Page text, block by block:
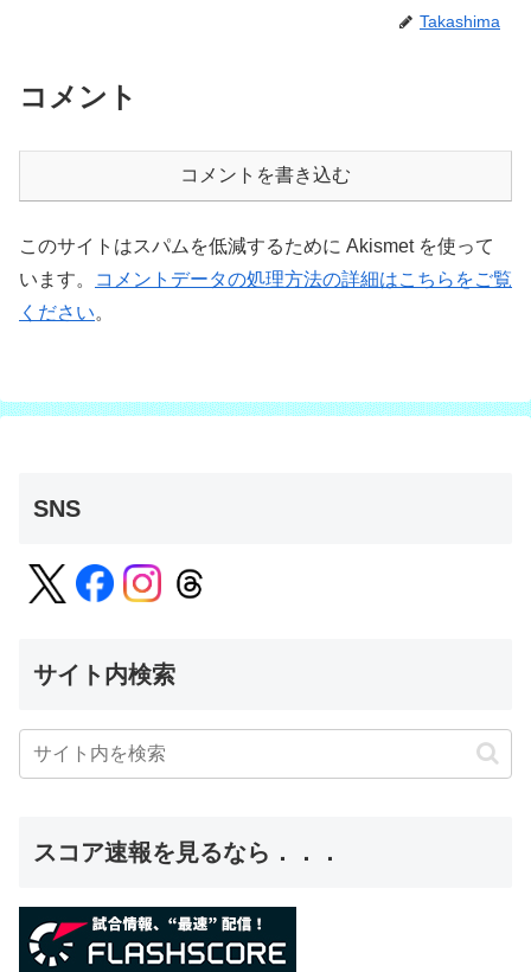
Takashima
コメント
コメントを書き込む
このサイトはスパムを低減するために Akismet を使って
います。
コメントデータの処理方法の詳細はこちらをご覧
ください。
SNS
サイト内検索
スコア速報を見るなら．．．